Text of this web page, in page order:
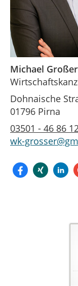
Michael Großer
Dohnaische
01796 Pirna
03501 - 46 86
wk-